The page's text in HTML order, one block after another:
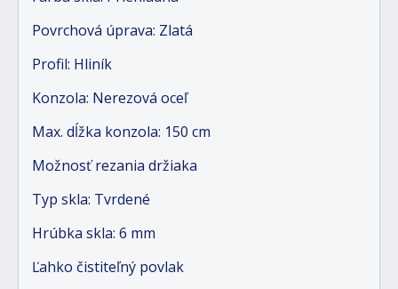
Povrchová úprava: Zlatá
Profil: Hliník
Konzola: Nerezová oceľ
Max. dĺžka konzola: 150 cm
Možnosť rezania držiaka
Typ skla: Tvrdené
Hrúbka skla: 6 mm
Ľahko čistiteľný povlak